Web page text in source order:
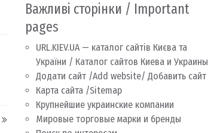
Важливі сторінки / Important
pages
URL.KIEV.UA — каталог сайтів Києва та
України / Каталог сайтов Киева и Украины
Додати сайт /Add website/ Добавить сайт
Карта сайта /Sitemap
Крупнейшие украинские компании
Мировые торговые марки и бренды